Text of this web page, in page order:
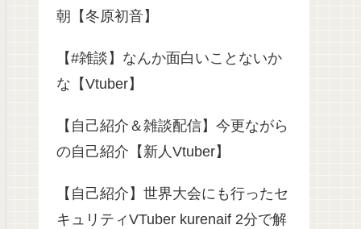
朝【冬原初音】
【#雑談】なんか面白いことないか
な【Vtuber】
【自己紹介＆雑談配信】今更ながら
の自己紹介【新人Vtuber】
【自己紹介】世界大会にも行ったセ
キュリティVTuber kurenaif 2分で解